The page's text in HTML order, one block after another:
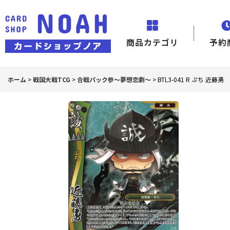
商品カテゴリ 予約
ホーム >戦国大戦TCG >合戦パック参〜夢想恋劇〜 >BTL3-041 R ぷち 近藤勇